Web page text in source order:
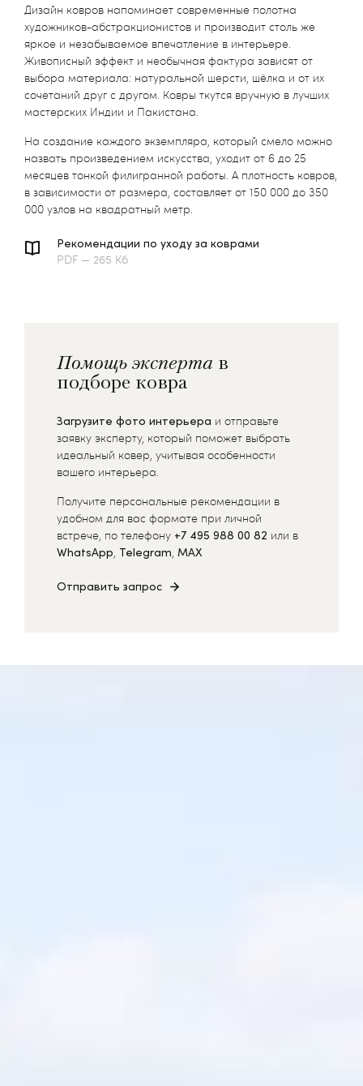
Дизайн ковров напоминает современные полотна
художников-абстракционистов и производит столь же
яркое и незабываемое впечатление в интерьере.
Живописный эффект и необычная фактура зависят от
выбора материала: натуральной шерсти, шёлка и от их
сочетаний друг с другом. Ковры ткутся вручную в лучших
мастерских Индии и Пакистана.
На создание каждого экземпляра, который смело можно
назвать произведением искусства, уходит от 6 до 25
месяцев тонкой филигранной работы. А плотность ковров,
в зависимости от размера, составляет от 150 000 до 350
000 узлов на квадратный метр.
Рекомендации по уходу за коврами
PDF — 265 Кб
Помощь эксперта в
подборе ковра
Загрузите фото интерьера и отправьте
заявку эксперту, который поможет выбрать
идеальный ковер, учитывая особенности
вашего интерьера.
Получите персональные рекомендации в
удобном для вас формате при личной
встрече, по телефону +7 495 988 00 82 или в
WhatsApp, Telegram, MAX
Отправить запрос